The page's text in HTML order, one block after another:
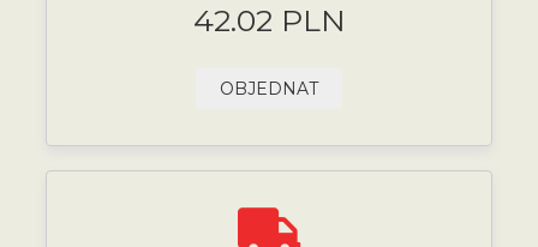
42.02 PLN
OBJEDNAT